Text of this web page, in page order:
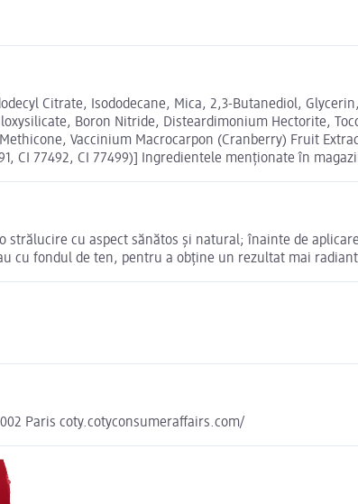
Citrate, Isododecane, Mica, 2,3-Butanediol,
Boron Nitride, Disteardimonium Hectorite,
Vaccinium Macrocarpon (Cranberry) Fruit
CI 77492, CI 77499)] Ingredientele menționate în
strălucire cu aspect sănătos și natural; înainte de
cu fondul de ten, pentru a obține un rezultat mai
Paris coty.cotyconsumeraffairs.com/